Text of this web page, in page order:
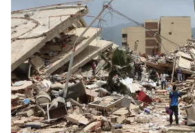
Редакциямен байланыс
+7 708 604 51 06
Жарнама бөлімі
+7 701 220 64 52
Пошта
zhasalash100@gmail.com